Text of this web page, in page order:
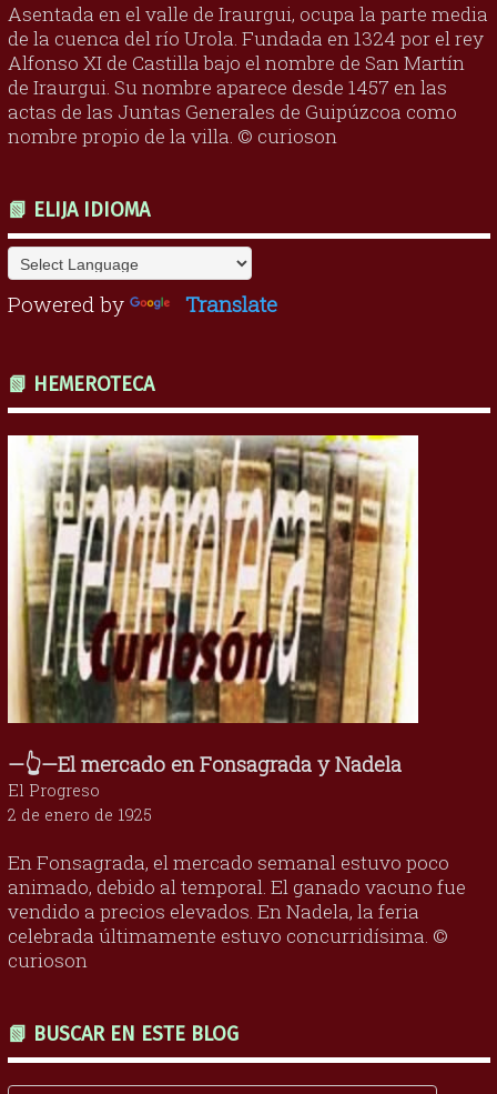
Asentada en el valle de Iraurgui, ocupa la parte media
de la cuenca del río Urola. Fundada en 1324 por el rey
Alfonso XI de Castilla bajo el nombre de San Martín
de Iraurgui. Su nombre aparece desde 1457 en las
actas de las Juntas Generales de Guipúzcoa como
nombre propio de la villa. © curioson
📗 ELIJA IDIOMA
Powered by Translate
📗 HEMEROTECA
—👆—El mercado en Fonsagrada y Nadela
El Progreso
2 de enero de 1925
En Fonsagrada, el mercado semanal estuvo poco
animado, debido al temporal. El ganado vacuno fue
vendido a precios elevados. En Nadela, la feria
celebrada últimamente estuvo concurridísima. ©
curioson
📗 BUSCAR EN ESTE BLOG